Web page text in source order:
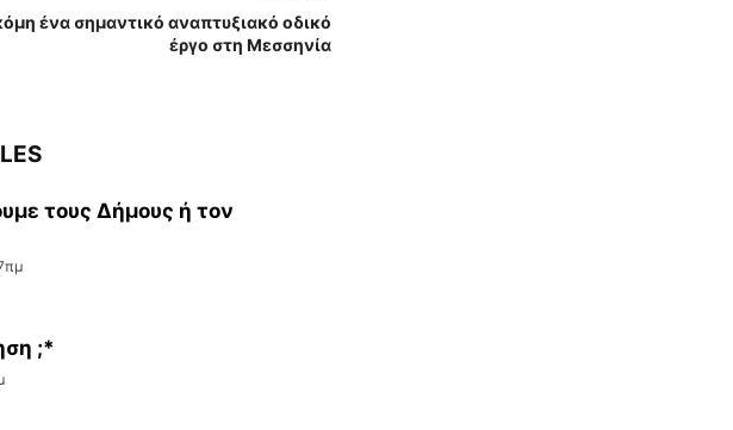
ένα σημαντικό αναπτυξιακό οδικό
έργο στη Μεσσηνία
τους Δήμους ή τον
;*